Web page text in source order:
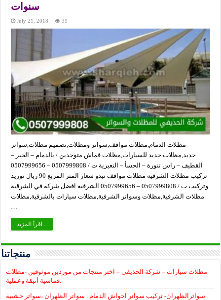
سنوات
July 21, 2018 39
مظلات الدمام,مظلات مواقف,سواتر ومظلات,تصميم مظلات,سواتر
حديد,مظلات حديد للسيارات,مظلات قماش متوجدين / بالدمام – الخبر –
القطيف – راس تنورة – الحسأ – النعيرية ت / 0507999808 – 0507999656
تركيب مظلات الشرقيه مظلات مواقف تبدو سعار المتر المربع 90 ريال توريد
وتركيب ت / 0507999808 – 0507999656 الشرقيه افضل شركة في الشرقيه
مظلات الشرقية,مظلات وسواتر الشرقية,مظلات سيارات بالشرقية,مظلات
منتجاتنا
مظلات سيارات – شركة الحذيفي – اختر منتجات من موردين موثوقين -مظلات
سواترالظهران- تركيب سواتر احواش الدمام | سواتر الظهران ،سواتر خشبية